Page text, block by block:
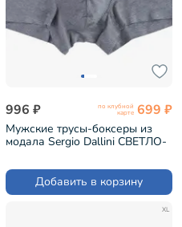
996 ₽ по клубной
карте 699 ₽
Мужские трусы-боксеры из
модала Sergio Dallini СВЕТЛО-
Добавить в корзину
XL